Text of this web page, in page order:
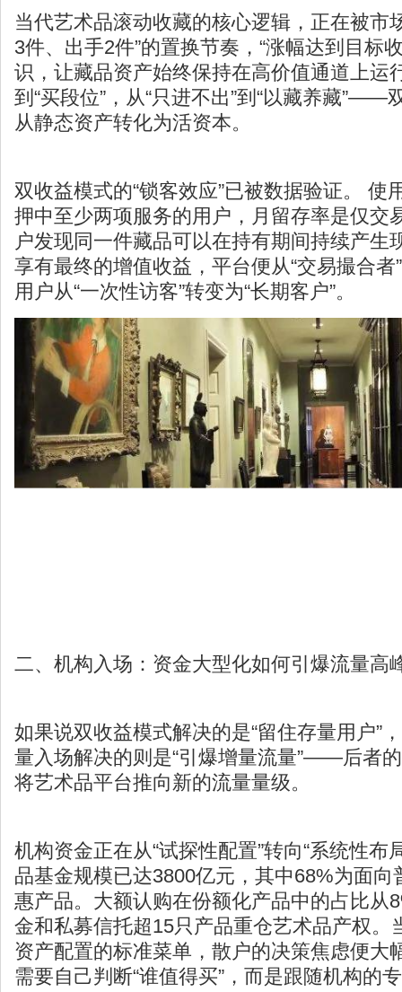
当代艺术品滚动收藏的核心逻辑，正在被市
3件、出手2件”的置换节奏，“涨幅达到目标
识，让藏品资产始终保持在高价值通道上运
到“买段位”，从“只进不出”到“以藏养藏”——
从静态资产转化为活资本。
双收益模式的“锁客效应”已被数据验证。 使
押中至少两项服务的用户，月留存率是仅交
户发现同一件藏品可以在持有期间持续产生
享有最终的增值收益，平台便从“交易撮合者
用户从“一次性访客”转变为“长期客户”。
二、机构入场：资金大型化如何引爆流量高
如果说双收益模式解决的是“留住存量用户”
量入场解决的则是“引爆增量流量”——后者
将艺术品平台推向新的流量量级。
机构资金正在从“试探性配置”转向“系统性布
品基金规模已达3800亿元，其中68%为面向
惠产品。大额认购在份额化产品中的占比从
金和私募信托超15只产品重仓艺术品产权。
资产配置的标准菜单，散户的决策焦虑便
需要自己判断“谁值得买”，而是跟随机构的